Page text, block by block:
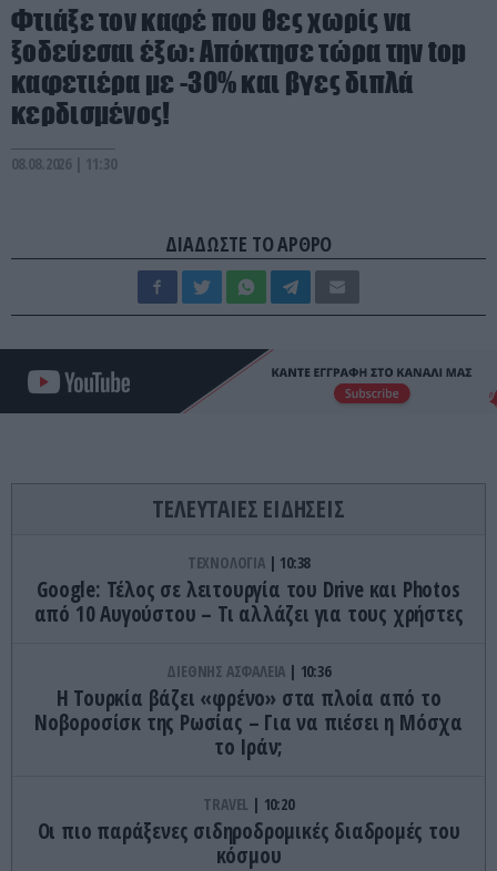
Φτιάξε τον καφέ που θες χωρίς να
ξοδεύεσαι έξω: Απόκτησε τώρα την top
καφετιέρα με -30% και βγες διπλά
κερδισμένος!
08.08.2026 | 11:30
ΔΙΑΔΩΣΤΕ ΤΟ ΑΡΘΡΟ
ΤΕΛΕΥΤΑΙΕΣ ΕΙΔΗΣΕΙΣ
ΤΕΧΝΟΛΟΓΙΑ 10:38
Google: Τέλος σε λειτουργία του Drive και Photos
από 10 Αυγούστου – Τι αλλάζει για τους χρήστες
ΔΙΕΘΝΗΣ ΑΣΦΑΛΕΙΑ 10:36
Η Τουρκία βάζει «φρένο» στα πλοία από το
Νοβοροσίσκ της Ρωσίας – Για να πιέσει η Μόσχα
το Ιράν;
TRAVEL 10:20
Οι πιο παράξενες σιδηροδρομικές διαδρομές του
κόσμου